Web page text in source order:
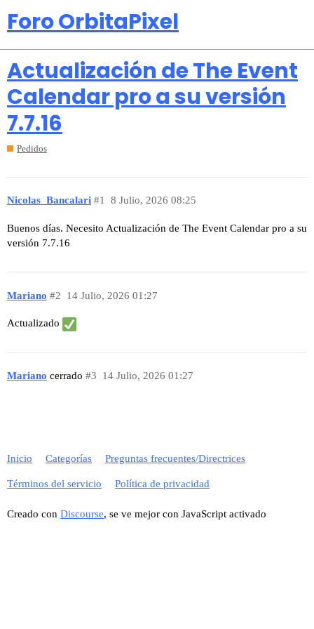
Foro OrbitaPixel
Actualización de The Event
Calendar pro a su versión
7.7.16
Pedidos
Nicolas_Bancalari 8 Julio, 2026 08:25
#1
Buenos días. Necesito Actualización de The Event Calendar pro a su
versión 7.7.16
Mariano 14 Julio, 2026 01:27
#2
Actualizado
Mariano cerrado 14 Julio, 2026 01:27
#3
Inicio Categorías Preguntas frecuentes/Directrices
Términos del servicio Política de privacidad
Creado con Discourse, se ve mejor con JavaScript activado